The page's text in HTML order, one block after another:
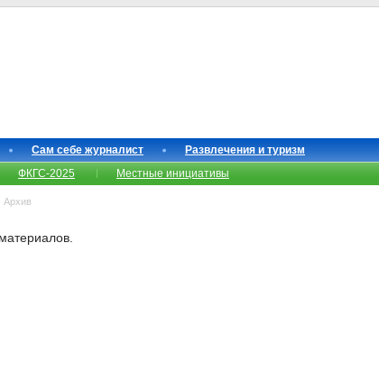
Сам себе журналист
Развлечения и туризм
ФКГС-2025 Местные инициативы
Архив